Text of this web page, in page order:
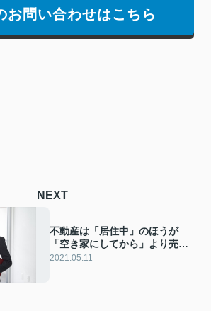
お問い合わせはこちら
NEXT
不動産は「居住中」のほうが
「空き家にしてから」より売却
しやすいってホント？
2021.05.11